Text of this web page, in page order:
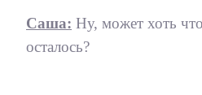
Саша: Ну, может хоть
осталось?